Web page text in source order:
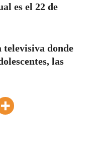
es el 22 de
televisiva donde
las